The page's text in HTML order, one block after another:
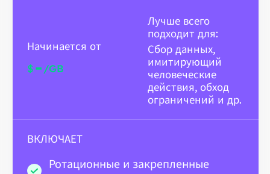
Начинается от
$- /GB
Лучше всего
подходит для:
Сбор данных,
имитирующий
человеческие
действия, обход
ограничений и др.
ВКЛЮЧАЕТ
Ротационные и закрепленные